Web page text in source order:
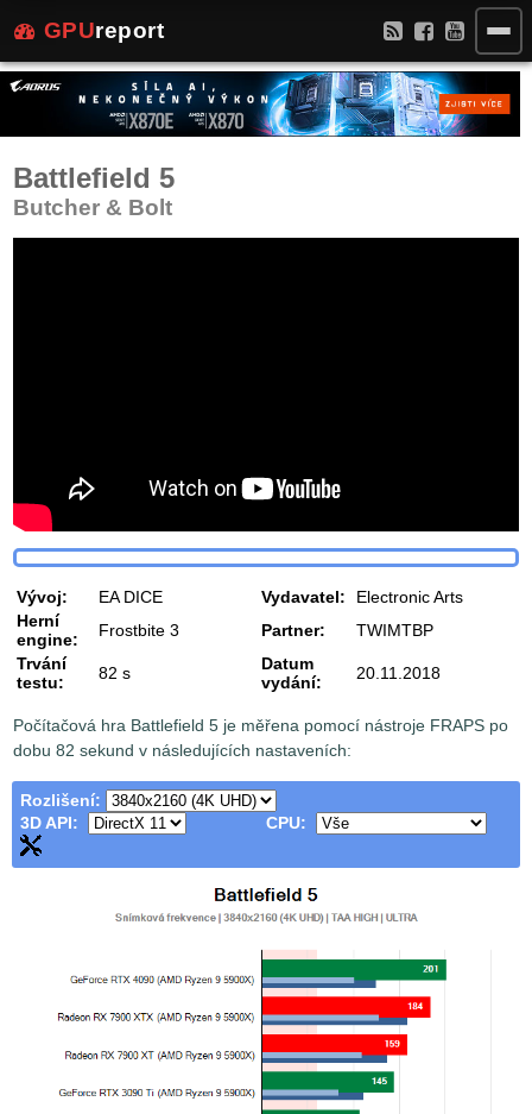
GPUreport
Battlefield 5
Butcher & Bolt
Vývoj: EA DICE Vydavatel:
Electronic Arts
Herní
engine:
Frostbite 3 Partner:
TWIMTBP
Trvání
testu:
82 s
Datum
vydání:
20.11.2018
Počítačová hra Battlefield 5 je měřena pomocí nástroje FRAPS po
dobu 82 sekund v následujících nastaveních:
Rozlišení:
3D API:
CPU: